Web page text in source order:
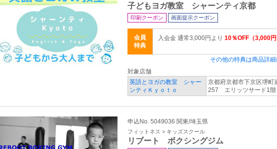
子どもヨガ教室 シャーンティ京都
印刷クーポン 画面提示クーポン
会員
特典
入会金 通常3,000円より 10％OFF（3,000
その他の特典は商品詳
対象店舗
英語とヨガの教室 シャー
ンティＫｙｏｔｏ
京都府京都市下京区堺町
257 エリッツサード1階
申込No. 5049036 関東/埼玉県
フィットネス > キッズスクール
リブート ボクシングジム